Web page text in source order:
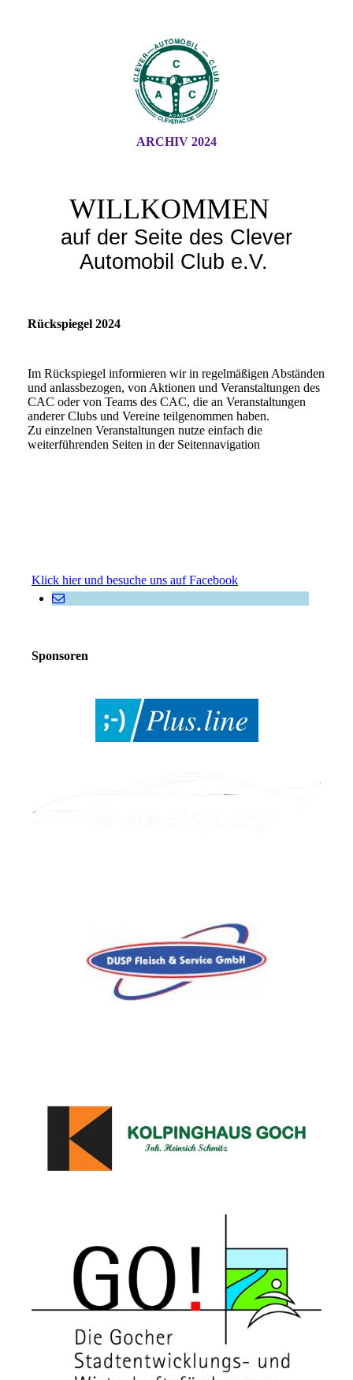
ARCHIV 2024
WILLKOMMEN
auf der Seite des Clever
Automobil Club e.V.
Rückspiegel 2024
Im Rückspiegel informieren wir in regelmäßigen Abständen
und anlassbezogen, von Aktionen und Veranstaltungen des
CAC oder von Teams des CAC, die an Veranstaltungen
anderer Clubs und Vereine teilgenommen haben.
Zu einzelnen Veranstaltungen nutze einfach die
weiterführenden Seiten in der Seitennavigation
Klick hier und besuche uns auf Facebook
Sponsoren